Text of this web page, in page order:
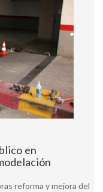
en
reforma y mejora del